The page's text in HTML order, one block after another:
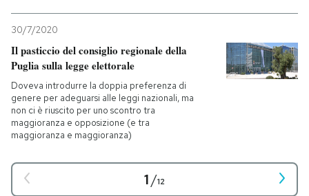
30/7/2020
Il pasticcio del consiglio regionale della
Puglia sulla legge elettorale
Doveva introdurre la doppia preferenza di
genere per adeguarsi alle leggi nazionali, ma
non ci è riuscito per uno scontro tra
maggioranza e opposizione (e tra
maggioranza e maggioranza)
1/12